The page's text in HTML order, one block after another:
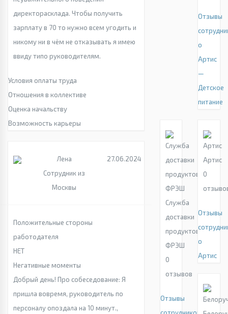
директорасклада. Чтобы получить
зарплату в 70 то нужно всем угодить и
никому ни в чём не отказывать я имею
ввиду типо руководителям.
Условия оплаты труда
Отношения в коллективе
Оценка начальству
Возможность карьеры
Лена
Сотрудник из
Москвы
27.06.2024
Положительные стороны
работодателя
НЕТ
Негативные моменты
Добрый день! Про собеседование: Я
пришла вовремя, руководитель по
персоналу опоздала на 10 минут.,
Отзывы
о
Артис
—
Детское
питание
Служба
доставки
продуктов
ФРЭШ
0
отзывов
Отзывы
Артис
0
Отзывы
о
Артис